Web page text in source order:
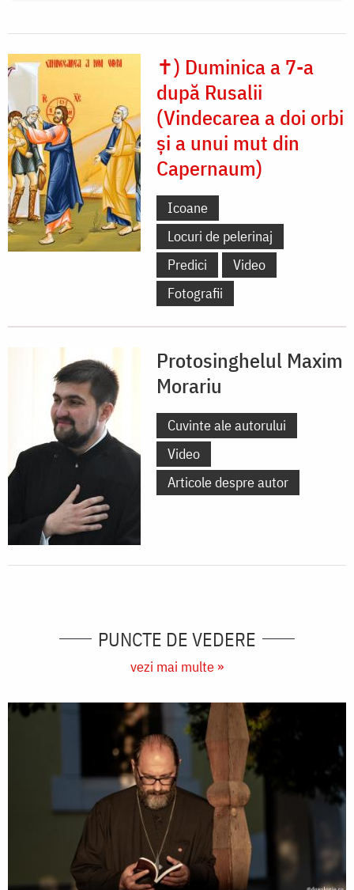
✝) Duminica a 7-a
după Rusalii
(Vindecarea a doi orbi
și a unui mut din
Capernaum)
Icoane
Locuri de pelerinaj
Predici
Video
Fotografii
Protosinghelul Maxim
Morariu
Cuvinte ale autorului
Video
Articole despre autor
PUNCTE DE VEDERE
vezi mai multe »